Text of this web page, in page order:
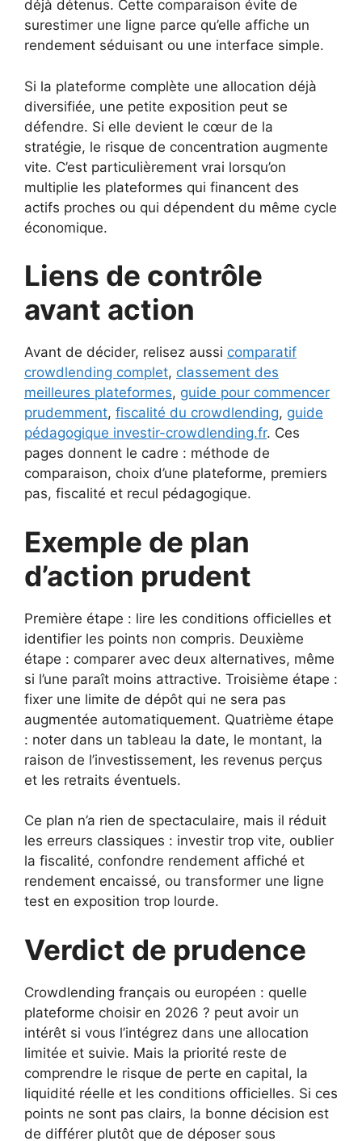
déjà détenus. Cette comparaison évite de
surestimer une ligne parce qu’elle affiche un
rendement séduisant ou une interface simple.
Si la plateforme complète une allocation déjà
diversifiée, une petite exposition peut se
défendre. Si elle devient le cœur de la
stratégie, le risque de concentration augmente
vite. C’est particulièrement vrai lorsqu’on
multiplie les plateformes qui financent des
actifs proches ou qui dépendent du même cycle
économique.
Liens de contrôle
avant action
Avant de décider, relisez aussi comparatif
crowdlending complet, classement des
meilleures plateformes, guide pour commencer
prudemment, fiscalité du crowdlending, guide
pédagogique investir-crowdlending.fr. Ces
pages donnent le cadre : méthode de
comparaison, choix d’une plateforme, premiers
pas, fiscalité et recul pédagogique.
Exemple de plan
d’action prudent
Première étape : lire les conditions officielles et
identifier les points non compris. Deuxième
étape : comparer avec deux alternatives, même
si l’une paraît moins attractive. Troisième étape :
fixer une limite de dépôt qui ne sera pas
augmentée automatiquement. Quatrième étape
: noter dans un tableau la date, le montant, la
raison de l’investissement, les revenus perçus
et les retraits éventuels.
Ce plan n’a rien de spectaculaire, mais il réduit
les erreurs classiques : investir trop vite, oublier
la fiscalité, confondre rendement affiché et
rendement encaissé, ou transformer une ligne
test en exposition trop lourde.
Verdict de prudence
Crowdlending français ou européen : quelle
plateforme choisir en 2026 ? peut avoir un
intérêt si vous l’intégrez dans une allocation
limitée et suivie. Mais la priorité reste de
comprendre le risque de perte en capital, la
liquidité réelle et les conditions officielles. Si ces
points ne sont pas clairs, la bonne décision est
de différer plutôt que de déposer sous